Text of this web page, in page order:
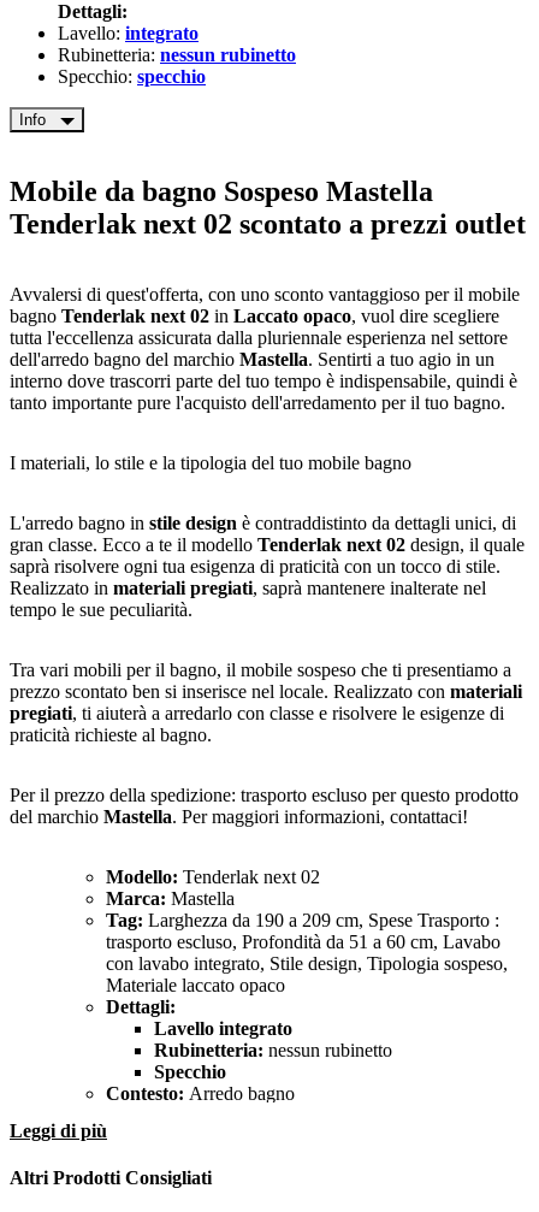
Dettagli:
Lavello: integrato
Rubinetteria: nessun rubinetto
Specchio: specchio
Info
Mobile da bagno Sospeso Mastella
Tenderlak next 02 scontato a prezzi outlet
Avvalersi di quest'offerta, con uno sconto vantaggioso per il mobile
bagno Tenderlak next 02 in Laccato opaco, vuol dire scegliere
tutta l'eccellenza assicurata dalla pluriennale esperienza nel settore
dell'arredo bagno del marchio Mastella. Sentirti a tuo agio in un
interno dove trascorri parte del tuo tempo è indispensabile, quindi è
tanto importante pure l'acquisto dell'arredamento per il tuo bagno.
I materiali, lo stile e la tipologia del tuo mobile bagno
L'arredo bagno in stile design è contraddistinto da dettagli unici, di
gran classe. Ecco a te il modello Tenderlak next 02 design, il quale
saprà risolvere ogni tua esigenza di praticità con un tocco di stile.
Realizzato in materiali pregiati, saprà mantenere inalterate nel
tempo le sue peculiarità.
Tra vari mobili per il bagno, il mobile sospeso che ti presentiamo a
prezzo scontato ben si inserisce nel locale. Realizzato con materiali
pregiati, ti aiuterà a arredarlo con classe e risolvere le esigenze di
praticità richieste al bagno.
Per il prezzo della spedizione: trasporto escluso per questo prodotto
del marchio Mastella. Per maggiori informazioni, contattaci!
Modello: Tenderlak next 02
Marca: Mastella
Tag: Larghezza da 190 a 209 cm, Spese Trasporto :
trasporto escluso, Profondità da 51 a 60 cm, Lavabo
con lavabo integrato, Stile design, Tipologia sospeso,
Materiale laccato opaco
Dettagli:
Lavello integrato
Rubinetteria: nessun rubinetto
Specchio
Contesto: Arredo bagno
bagno
Leggi di più
Altri Prodotti Consigliati